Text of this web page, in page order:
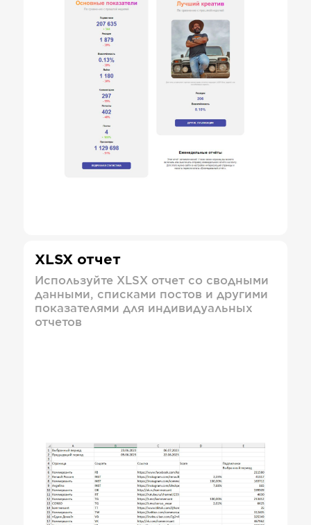
XLSX отчет
Используйте XLSX отчет со сводными
данными, списками постов и другими
показателями для индивидуальных
отчетов